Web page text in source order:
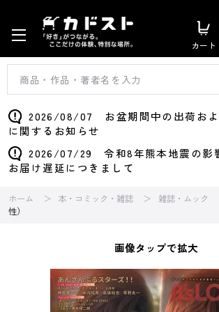
カート
2026/08/07 お盆期間中の出荷およ
に関するお知らせ
2026/07/29 令和8年熊本地震の影
お届け遅延につきまして
ホーム 本・コミック・雑誌 雑誌・ムック
性）
画像タップで拡大